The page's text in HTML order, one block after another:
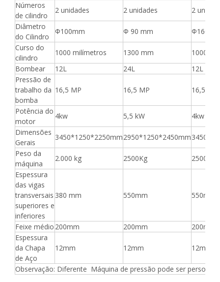
Números
de cilindro
2 unidades 2 unidades
2
Diâmetro
do Cilindro
Φ100mm Φ 90 mm
Curso do
cilindro
1000 milímetros 1300 mm
1000
Bombear
12L 24L
12L
Pressão de
trabalho da
bomba
16,5 MP 16,5 MP 16,5 MP
Potência do
motor
4kw 5,5 kW
4kw
Dimensões
Gerais
3450*1250*2250mm2950*1250*2450mm
Peso da
máquina
2.000 kg 2500Kg
2500kg
Espessura
das vigas
transversais
superiores e
inferiores
380 mm 550mm 550mm
Feixe médio 200mm 200mm
200mm
Espessura
da Chapa
de Aço
12mm 12mm 12mm
Observação: Diferente Máquina de pressão pode ser